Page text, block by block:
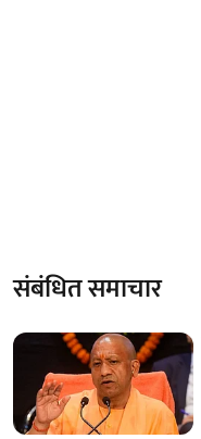
संबंधित समाचार